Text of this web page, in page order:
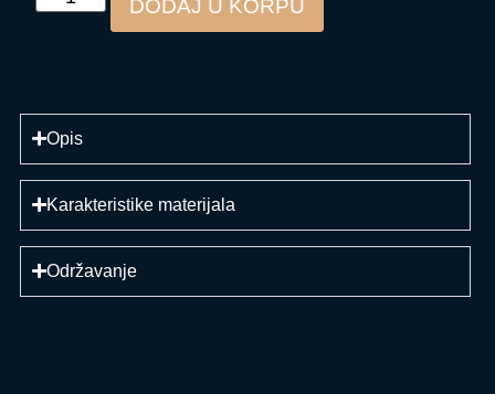
DODAJ U KORPU
Opis
Karakteristike materijala
Održavanje